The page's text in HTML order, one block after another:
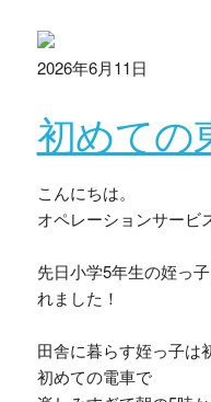
2026年6月11日
初めての
こんにちは。
オペレーションサービ
先日小学5年生の姪っ
れました！
田舎に暮らす姪っ子は
初めての電車で